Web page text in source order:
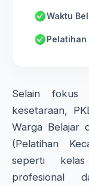
Waktu
Pelatihan
Selain fokus
kesetaraan,
Warga Belajar
(Pelatihan
seperti
profesional